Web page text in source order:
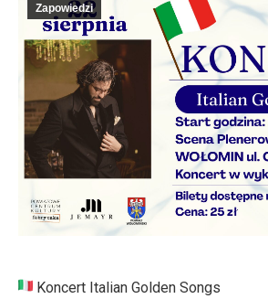
Zapowiedzi
Koncert Italian Golden Songs